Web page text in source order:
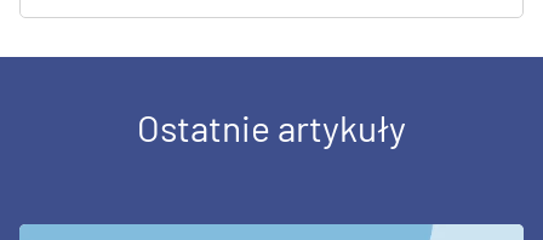
Ostatnie artykuły